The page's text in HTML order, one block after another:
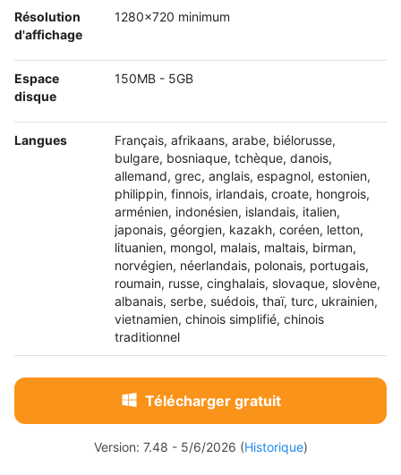
Résolution
d'affichage
1280x720 minimum
Espace
disque
150MB - 5GB
Langues
Français, afrikaans, arabe, biélorusse,
bulgare, bosniaque, tchèque, danois,
allemand, grec, anglais, espagnol, estonien,
philippin, finnois, irlandais, croate, hongrois,
arménien, indonésien, islandais, italien,
japonais, géorgien, kazakh, coréen, letton,
lituanien, mongol, malais, maltais, birman,
norvégien, néerlandais, polonais, portugais,
roumain, russe, cinghalais, slovaque, slovène,
albanais, serbe, suédois, thaï, turc, ukrainien,
vietnamien, chinois simplifié, chinois
traditionnel
Télécharger gratuit
Version: 7.48 - 5/6/2026 (Historique)